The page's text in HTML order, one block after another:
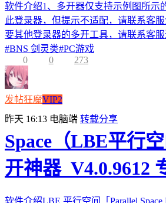
软件介绍1、多开器仅支持示例图所示
此登录器，但提示不适配，请联系客
要其他登录器的多开工具，请联系客
#BNS 剑灵类#PC游戏
0
0 273
发帖狂魔VIP2
昨天 16:13 电脑端 转载分享
Space（LBE平行
开神器_V4.0.9612
软件介绍LBE 平行空间「Parallel